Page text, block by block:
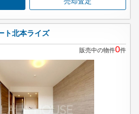
ト北本ライズ
販売中の物件0件